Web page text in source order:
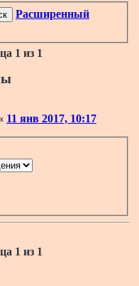
Расширенный
1 из 1
11 янв 2017, 10:17
1 из 1